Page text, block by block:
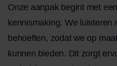
Onze aanpak begint met
kennismaking. We luisteren
behoeften, zodat we op
kunnen bieden. Dit zorgt